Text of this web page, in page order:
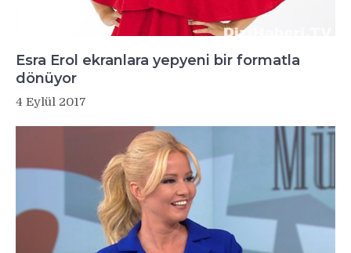
Esra Erol ekranlara yepyeni bir formatla
dönüyor
4 Eylül 2017